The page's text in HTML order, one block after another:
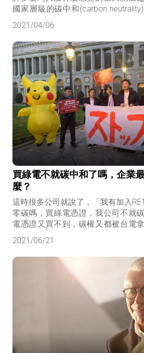
國家層級的碳中和(carbon
常聽的「淨零排碳」(net-zero carbon
2021/04/06
買綠電不就碳中和了嗎，企業
麼？
這時很多公司就說了，「我有加入
零碳嗎，買綠電憑證，我公司不就
電憑證又買不到，碳權又都被台電
怪我嗎？」
2021/06/21